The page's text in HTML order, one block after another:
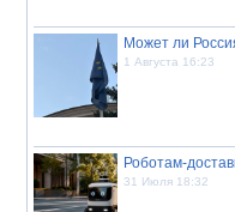
Может ли
1 Августа 16:23
Роботам-
31 Июля 18:32